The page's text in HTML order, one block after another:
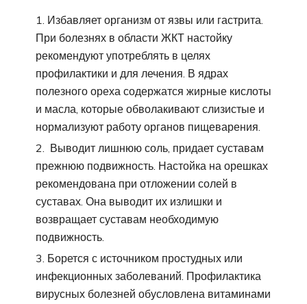
Избавляет организм от язвы или гастрита.
При болезнях в области ЖКТ настойку
рекомендуют употреблять в целях
профилактики и для лечения. В ядрах
полезного ореха содержатся жирные кислоты
и масла, которые обволакивают слизистые и
нормализуют работу органов пищеварения.
Выводит лишнюю соль, придает суставам
прежнюю подвижность. Настойка на орешках
рекомендована при отложении солей в
суставах. Она выводит их излишки и
возвращает суставам необходимую
подвижность.
Борется с источником простудных или
инфекционных заболеваний. Профилактика
вирусных болезней обусловлена витаминами